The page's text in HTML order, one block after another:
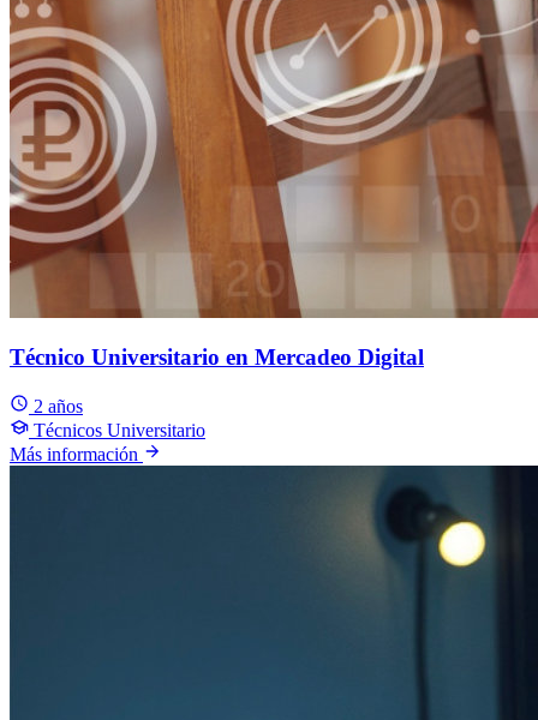
Técnico Universitario en Mercadeo Digital
2 años
Técnicos Universitario
Más información